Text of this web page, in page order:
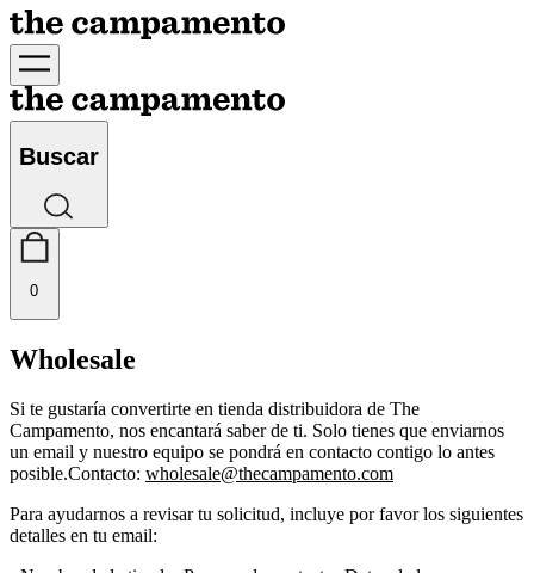
Buscar
0
Wholesale
Si te gustaría convertirte en tienda distribuidora de The
Campamento, nos encantará saber de ti. Solo tienes que enviarnos
un email y nuestro equipo se pondrá en contacto contigo lo antes
posible.Contacto: wholesale@thecampamento.com
Para ayudarnos a revisar tu solicitud, incluye por favor los siguientes
detalles en tu email: